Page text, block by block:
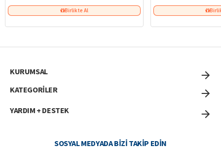
Birlikte Al
KURUMSAL
KATEGORİLER
YARDIM + DESTEK
SOSYAL MEDYADA BIZI TAKIP EDIN